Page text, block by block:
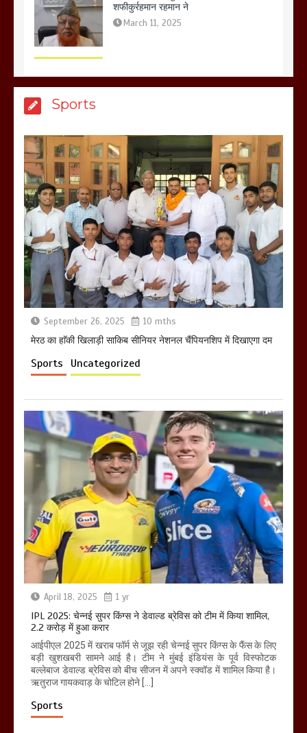
March 11, 2025
मेरठ सुराजकुंड शमशान घाट में चिता से अस्थि
उठाकर खाते कुत्ते का वीडियो इंटरनेट पर जमकर
हो रहा वायरल
March 6, 2025
होलिका रखने पर लात मार कर होलिका को किया
तहस नहस,मोहल्ले वालों के साथ की गई गाली
खराबा,
Sports
September 26, 2025 10 mths
मेरठ का हाॅकी खिलाड़ी साकिब सीनियर नेशनल चैंपियनशिप में दिखाएगा दम
Sports Uncategorized
April 18, 2025 1 yr
IPL 2025: चेन्नई सुपर किंग्स ने डेवाल्ड ब्रेविस को टीम में किया शामिल,
2.2 करोड़ में हुआ करार
आईपीएल 2025 में खराब फॉर्म से जूझ रही चेन्नई सुपर किंग्स के फैंस के लिए
बड़ी खुशखबरी सामने आई है। टीम ने मुंबई इंडियंस के पूर्व विस्फोटक
बल्लेबाज डेवाल्ड ब्रेविस को बीच सीजन में अपने स्क्वॉड में शामिल किया है।
ऋतुराज गायकवाड़ के चोटिल होने […]
Sports